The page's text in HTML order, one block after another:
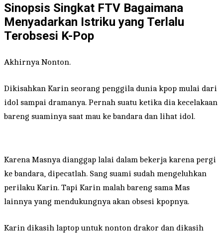
Sinopsis Singkat FTV Bagaimana
Menyadarkan Istriku yang Terlalu
Terobsesi K-Pop
Akhirnya Nonton.
Dikisahkan Karin seorang penggila dunia kpop mulai dari
idol sampai dramanya. Pernah suatu ketika dia kecelakaan
bareng suaminya saat mau ke bandara dan lihat idol.
Karena Masnya dianggap lalai dalam bekerja karena pergi
ke bandara, dipecatlah. Sang suami sudah mengeluhkan
perilaku Karin. Tapi Karin malah bareng sama Mas
lainnya yang mendukungnya akan obsesi kpopnya.
Karin dikasih laptop untuk nonton drakor dan dikasih